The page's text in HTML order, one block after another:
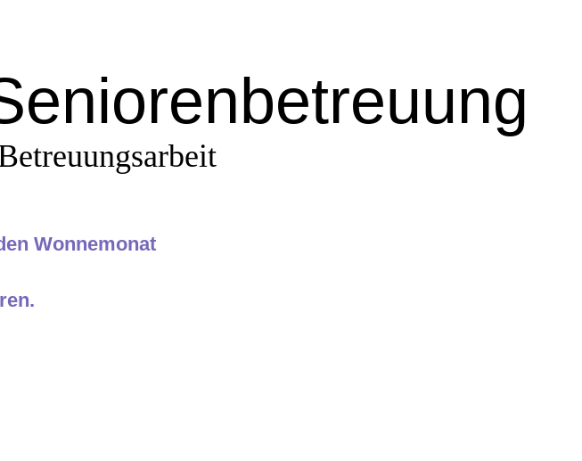
Wonnemonat